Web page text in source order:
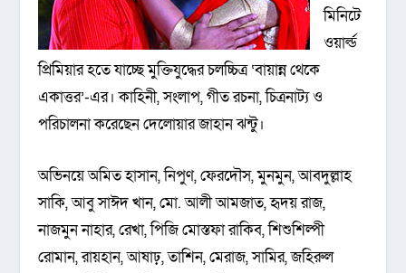
মিনিটে
ওয়ার্ল্ড
প্রিমিয়ার হতে যাচ্ছে মুক্তিযুদ্ধের চলচ্চিত্র ‘বায়ান্ন থেকে
একাত্তর’-এর। কাহিনী, সংলাপ, গীত রচনা, চিত্রনাট্য ও
পরিচালনা করেছেন দেলোয়ার জাহান ঝন্টু।
অভিনয়ে অমিত হাসান, নিপুণ, ফেরদৌস, মুনমুন, আবদুল্লাহ
সাকি, আবু সাঈদ খান, মো. আলী আমজাত, হৃদয় রাজ,
নাজমুন নাহার, রেখা, পিজি মোস্তফা রাকিব, শিশুশিল্পী
রোমান, রায়হান, আষাঢ়, তাশিন, মেরাজ, সামির, জহিরুল